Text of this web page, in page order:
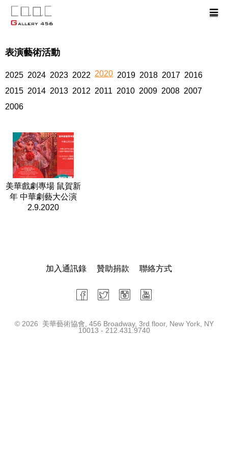
表演藝術活動
2025 2024 2023 2022 2020 2019 2018 2017 2016
2015 2014 2013 2012 2011 2010 2009 2008 2007
2006
美華戲劇專場 鼠賀新
年 中華劇藝大公演
2.9.2020
加入通訊錄 贊助捐款 聯絡方式
© 2026 美華藝術協會, 456 Broadway, 3rd floor, New York, NY
10013 - 212.431.9740